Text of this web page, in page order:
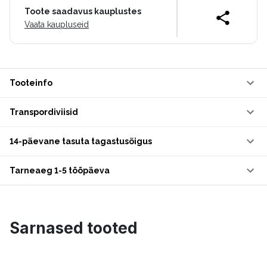
Toote saadavus kauplustes
Vaata kaupluseid
Tooteinfo
Transpordiviisid
14-päevane tasuta tagastusõigus
Tarneaeg 1-5 tööpäeva
Sarnased tooted